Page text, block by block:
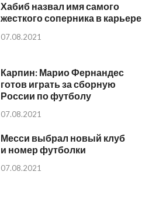
Хабиб назвал имя самого
жесткого соперника в карьере
07.08.2021
Карпин: Марио Фернандес
готов играть за сборную
России по футболу
07.08.2021
Месси выбрал новый клуб
и номер футболки
07.08.2021